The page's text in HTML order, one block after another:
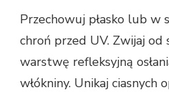
Przechowuj płasko lub w
chroń przed UV. Zwijaj
warstwę refleksyjną
włókniny. Unikaj ciasnych